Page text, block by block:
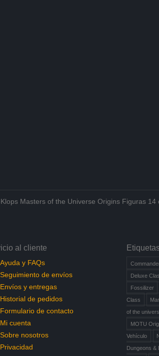
Masters of the Universe Origins Figuras 14
al cliente
Ayuda y FAQs
Seguimiento de envíos
Envíos y entregas
Historial de pedidos
Formulario de contacto
Mi cuenta
Sobre nosotros
Privacidad
Deluxe
Fossilizer
Class
of the
MOTU
Vehículo
Dungeons &